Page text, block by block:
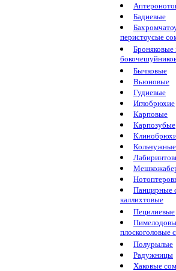
Бадиевые
перистоусые
Броняковые
Бычковые
Вьюновые
Гудиевые
Иглобрюхие
Карповые
Карпозубые
Панцирные
каллихтовые
Пецилиевые
плоскоголовые
Полурылые
Радужницы
Хаковые